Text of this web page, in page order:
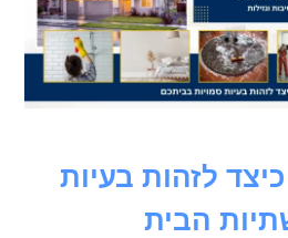
לזהות בעיות
הבית